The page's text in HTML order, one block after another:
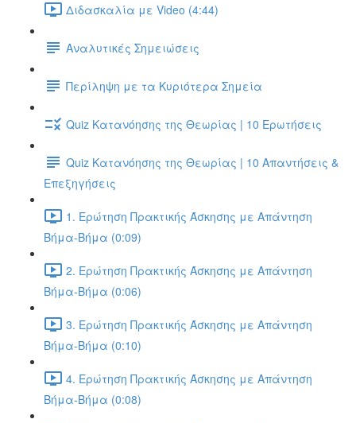
Διδασκαλία με Video (4:44)
Αναλυτικές Σημειώσεις
Περίληψη με τα Κυριότερα Σημεία
Quiz Κατανόησης της Θεωρίας | 10 Ερωτήσεις
Quiz Κατανόησης της Θεωρίας | 10 Απαντήσεις &
Επεξηγήσεις
1. Ερώτηση Πρακτικής Άσκησης με Απάντηση
Βήμα-Βήμα (0:09)
2. Ερώτηση Πρακτικής Άσκησης με Απάντηση
Βήμα-Βήμα (0:06)
3. Ερώτηση Πρακτικής Άσκησης με Απάντηση
Βήμα-Βήμα (0:10)
4. Ερώτηση Πρακτικής Άσκησης με Απάντηση
Βήμα-Βήμα (0:08)